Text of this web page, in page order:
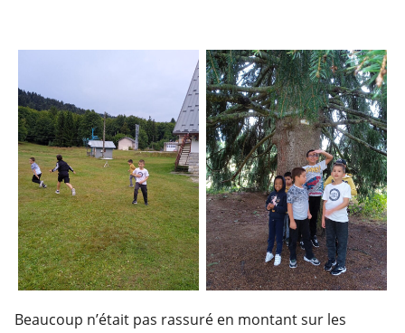
Beaucoup n’était pas rassuré en montant sur les